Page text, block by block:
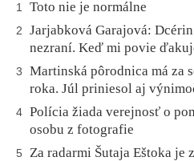
1 Toto nie je normálne
2
Jarjabková Garajová:
nezraní. Keď mi povie
3
Martinská pôrodnica má za
roka. Júl priniesol aj
4 Polícia žiada verejnosť o
osobu z fotografie
5
Za radarmi Šutaja Eštoka je